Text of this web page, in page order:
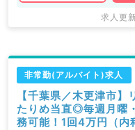
求人更
非常勤(アルバイト)求人
【千葉県／木更津市
たりめ当直◎毎週月曜
務可能！1回4万円（内